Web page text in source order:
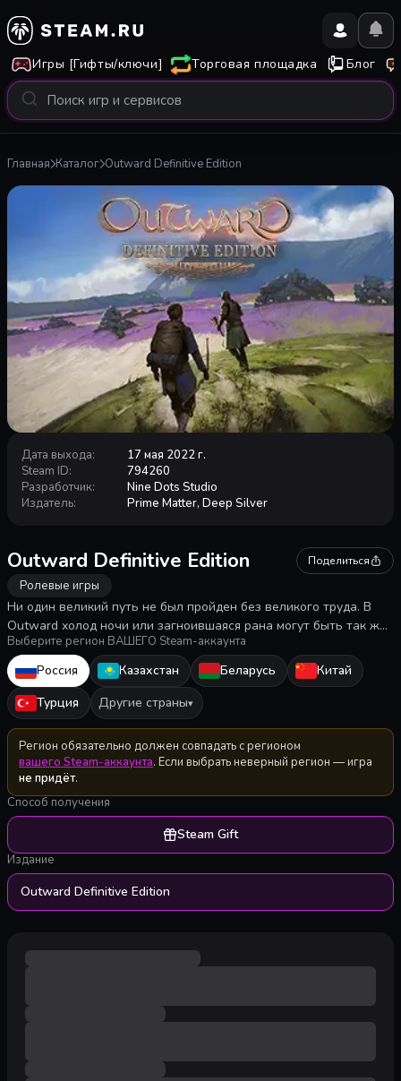
Игры [Гифты/ключи] Торговая площадка Блог
Главная Каталог Outward Definitive Edition
Дата выхода:
17 мая 2022 г.
Steam ID:
794260
Разработчик:
Nine Dots Studio
Издатель: Prime Matter, Deep Silver
Outward Definitive Edition Поделиться
Ролевые игры
Ни один великий путь не был пройден без великого труда. В
Outward холод ночи или загноившаяся рана могут быть так же
опасны, как скрывающиеся во тьме хищники. Исследуйте
огромный мир Аурайи в одиночку или в режиме совместной
игры. Definitive Edition включает в себя оба дополнения и общие
улучшения.
Выберите регион ВАШЕГО Steam-аккаунта
Россия Казахстан Беларусь
Китай
Турция
Другие страны▾
Регион обязательно должен совпадать с регионом
вашего Steam-аккаунта. Если выбрать неверный регион — игра
не придёт.
Способ получения
Steam Gift
Издание
Outward Definitive Edition